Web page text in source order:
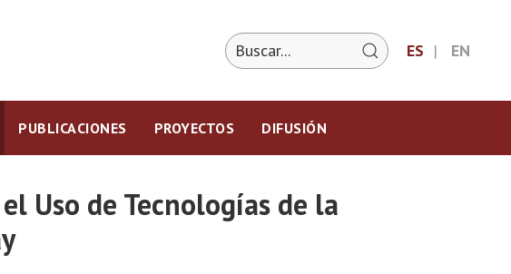
ES EN
PUBLICACIONES PROYECTOS DIFUSIÓN
Uso de Tecnologías de la